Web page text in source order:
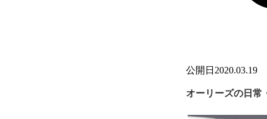
公開日 2020.03.19
オーリーズの日常